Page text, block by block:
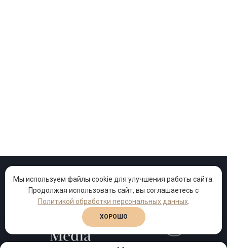
Проекты Песни Клипы
Мы используем файлы cookie для улучшения работы сайта.
Продолжая использовать сайт, вы соглашаетесь с
Политикой обработки персональных данных.
ХОРОШО